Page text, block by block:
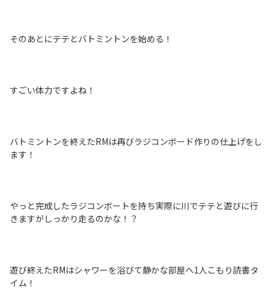
そのあとにテテとバトミントンを始める！
すごい体力ですよね！
バトミントンを終えたRMは再びラジコンボード作りの仕上げをし
ます！
やっと完成したラジコンボートを持ち実際に川でテテと遊びに行
きますがしっかり走るのかな！？
遊び終えたRMはシャワーを浴びて静かな部屋へ1人こもり読書タ
イム！